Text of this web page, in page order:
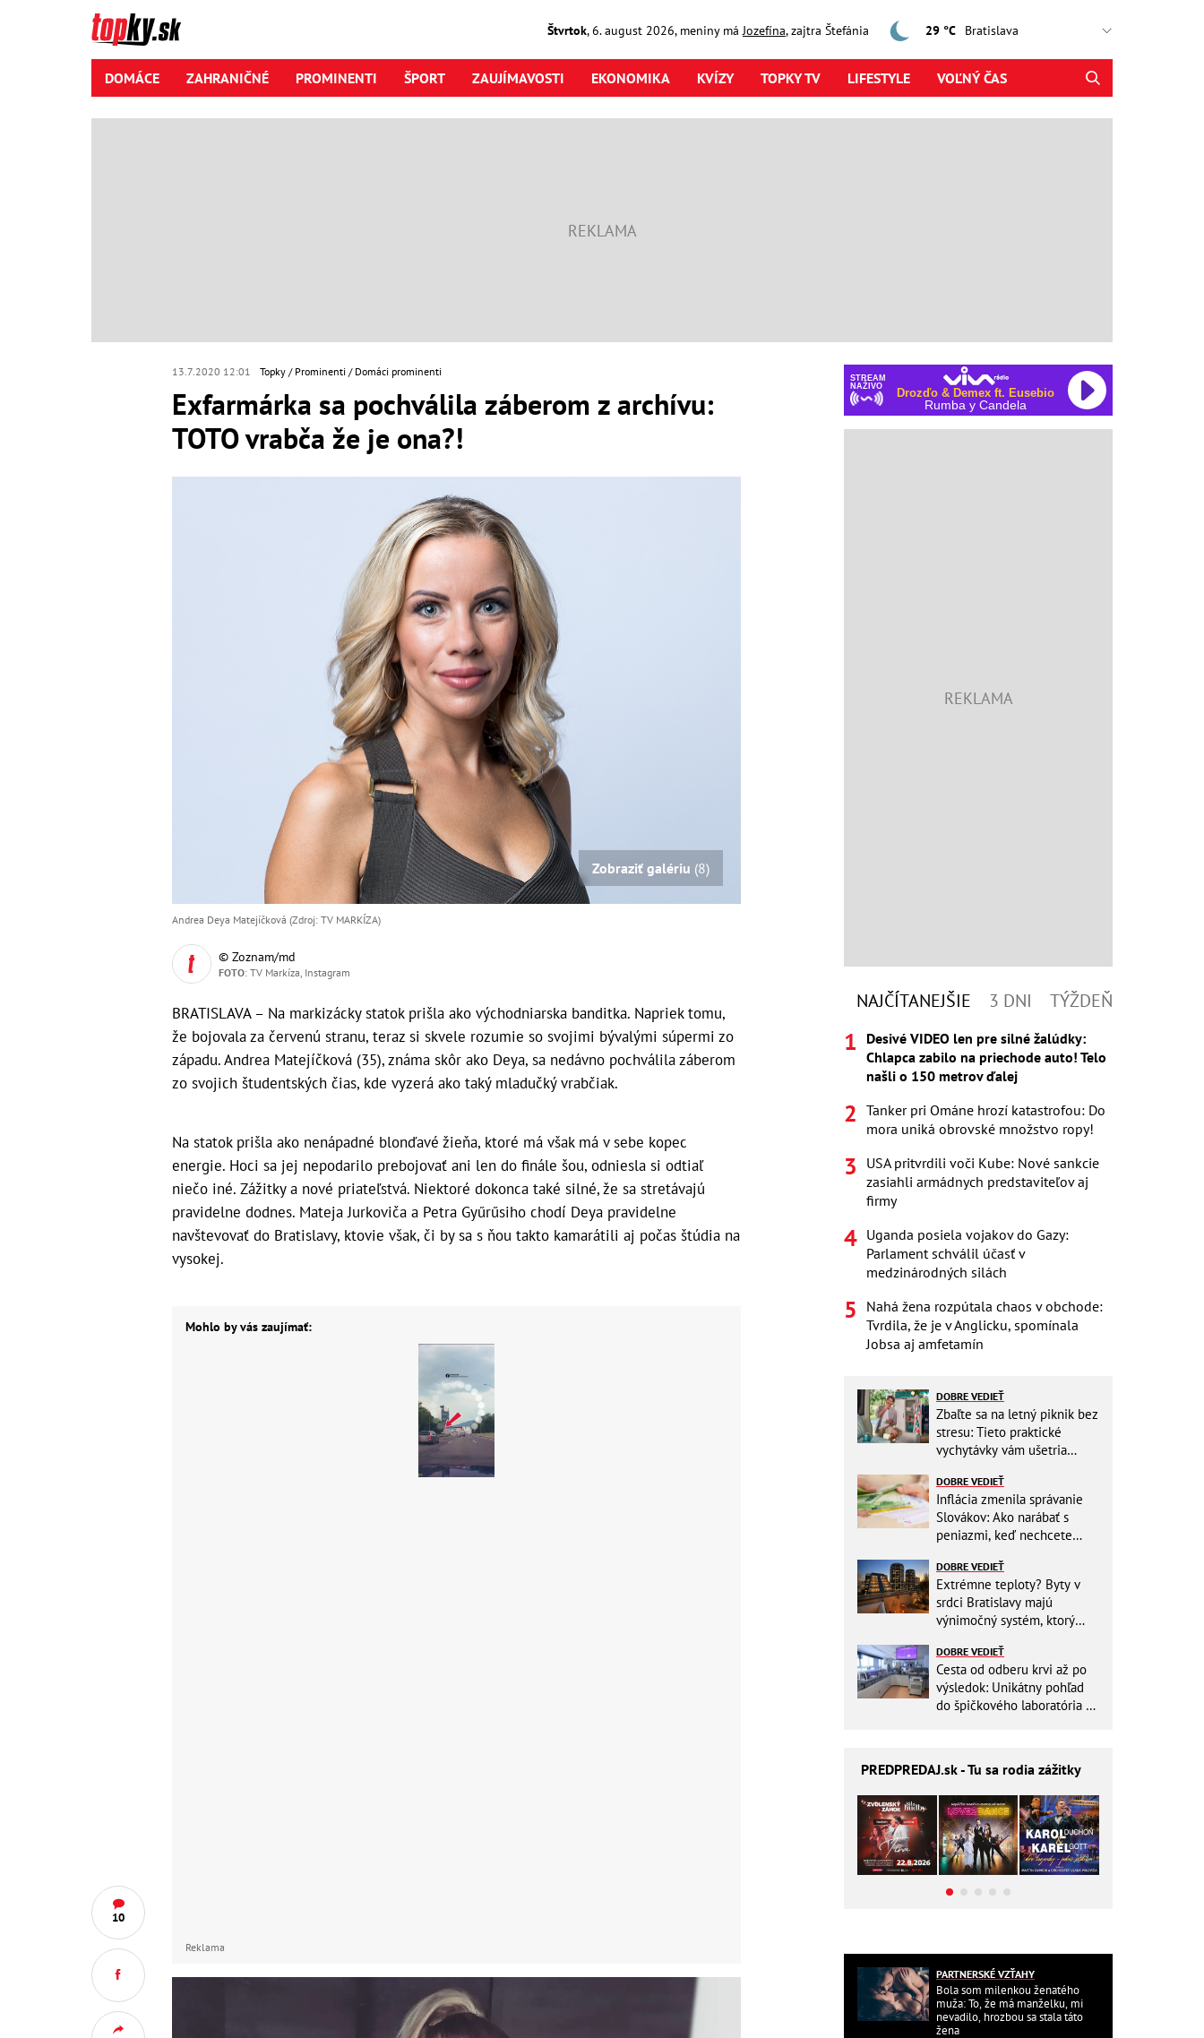
Štvrtok,6. august2026, meniny má Jozefína, zajtra Štefánia 29 °C
DOMÁCE ZAHRANIČNÉ PROMINENTI ŠPORT ZAUJÍMAVOSTI EKONOMIKA KVÍZY TOPKY TV LIFESTYLE VOĽNÝ ČAS
13.7.2020 12:01 Topky Prominenti Domáci prominenti
Exfarmárka sa pochválila záberom z archívu:
TOTO vrabča že je ona?!
10
Zobraziť galériu (8)
Andrea Deya Matejíčková (Zdroj: TV MARKÍZA)
© Zoznam/md
FOTO: TV Markíza, Instagram
BRATISLAVA – Na markizácky statok prišla ako východniarska banditka. Napriek tomu,
že bojovala za červenú stranu, teraz si skvele rozumie so svojimi bývalými súpermi zo
západu. Andrea Matejíčková (35), známa skôr ako Deya, sa nedávno pochválila záberom
zo svojich študentských čias, kde vyzerá ako taký mladučký vrabčiak.
Na statok prišla ako nenápadné blonďavé žieňa, ktoré má však má v sebe kopec
energie. Hoci sa jej nepodarilo prebojovať ani len do finále šou, odniesla si odtiaľ
niečo iné. Zážitky a nové priateľstvá. Niektoré dokonca také silné, že sa stretávajú
pravidelne dodnes. Mateja Jurkoviča a Petra Gyűrűsiho chodí Deya pravidelne
navštevovať do Bratislavy, ktovie však, či by sa s ňou takto kamarátili aj počas štúdia na
vysokej.
Mohlo by vás zaujímať:
Reklama
STREAM
NAŽIVO
Drozďo & Demex ft. Eusebio
Rumba y Candela
NAJČÍTANEJŠIE 3 DNI TÝŽDEŇ
Desivé VIDEO len pre silné žalúdky:
Chlapca zabilo na priechode auto! Telo
našli o 150 metrov ďalej
Tanker pri Ománe hrozí katastrofou: Do
mora uniká obrovské množstvo ropy!
USA pritvrdili voči Kube: Nové sankcie
zasiahli armádnych predstaviteľov aj
firmy
Uganda posiela vojakov do Gazy:
Parlament schválil účasť v
medzinárodných silách
Nahá žena rozpútala chaos v obchode:
Tvrdila, že je v Anglicku, spomínala
Jobsa aj amfetamín
DOBRE VEDIEŤ
Zbaľte sa na letný piknik bez
stresu: Tieto praktické
vychytávky vám ušetria
DOBRE VEDIEŤ
Inflácia zmenila správanie
Slovákov: Ako narábať s
peniazmi, keď nechcete
DOBRE VEDIEŤ
Extrémne teploty? Byty v
srdci Bratislavy majú
výnimočný systém, ktorý
DOBRE VEDIEŤ
Cesta od odberu krvi až po
výsledok: Unikátny pohľad
do špičkového laboratória na
PREDPREDAJ.sk - Tu sa rodia zážitky
PARTNERSKÉ VZŤAHY
Bola som milenkou ženatého
muža: To, že má manželku, mi
nevadilo, hrozbou sa stala táto
žena